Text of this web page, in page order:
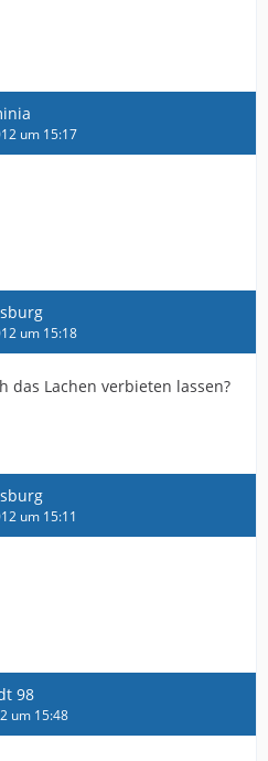
um 15:17
um 15:18
das Lachen verbieten lassen?
um 15:11
98
um 15:48